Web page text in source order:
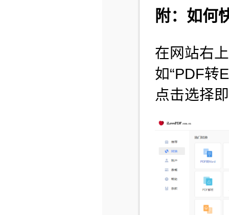
附：如何
在网站右
如“PDF转
点击选择